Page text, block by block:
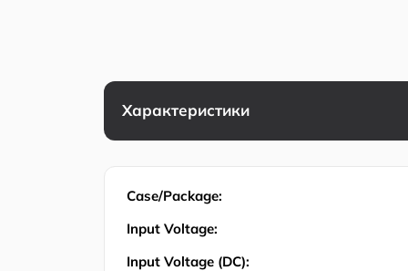
Характеристики
Case/Package:
Input Voltage:
Input Voltage (DC):